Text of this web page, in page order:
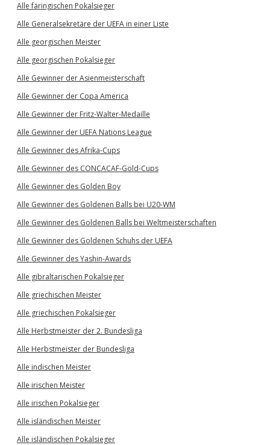
Alle färingischen Pokalsieger
Alle Generalsekretäre der UEFA in einer Liste
Alle georgischen Meister
Alle georgischen Pokalsieger
Alle Gewinner der Asienmeisterschaft
Alle Gewinner der Copa America
Alle Gewinner der Fritz-Walter-Medaille
Alle Gewinner der UEFA Nations League
Alle Gewinner des Afrika-Cups
Alle Gewinner des CONCACAF-Gold-Cups
Alle Gewinner des Golden Boy
Alle Gewinner des Goldenen Balls bei U20-WM
Alle Gewinner des Goldenen Balls bei Weltmeisterschaften
Alle Gewinner des Goldenen Schuhs der UEFA
Alle Gewinner des Yashin-Awards
Alle gibraltarischen Pokalsieger
Alle griechischen Meister
Alle griechischen Pokalsieger
Alle Herbstmeister der 2. Bundesliga
Alle Herbstmeister der Bundesliga
Alle indischen Meister
Alle irischen Meister
Alle irischen Pokalsieger
Alle isländischen Meister
Alle isländischen Pokalsieger